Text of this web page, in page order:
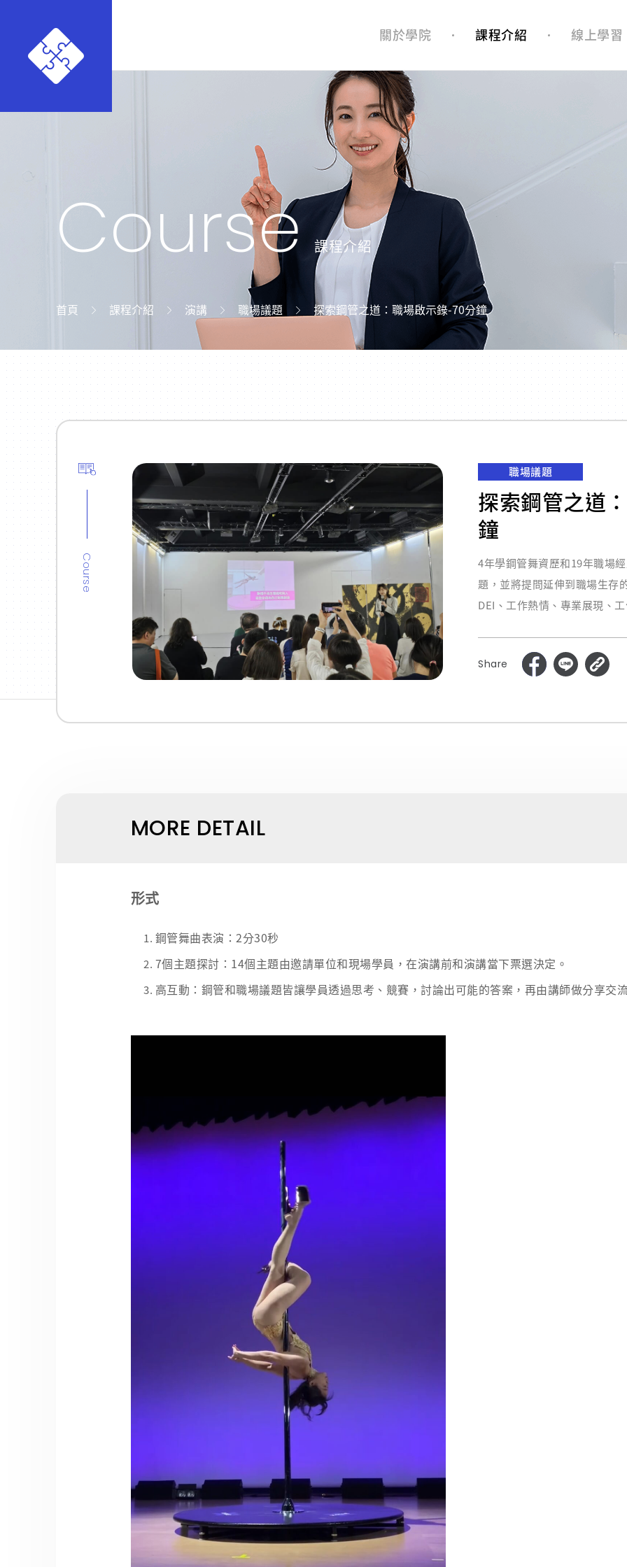
關於學院 課程介紹 線上學習
Course 課程介紹
首頁 課程介紹 演講 職場議題 探索鋼管之道：職場啟示錄-70分鐘
Course
職場議題
探索鋼管之道
鐘
4年學鋼管舞資歷和19年職場
題，並將提問延伸到職場生存
DEI、工作熱情、專業展現、
Share
MORE DETAIL
形式
鋼管舞曲表演：2分30秒
7個主題探討：14個主題由邀請單位和現場學員，在演講前和演講當下票選決定。
高互動：鋼管和職場議題皆讓學員透過思考、競賽，討論出可能的答案，再由講師做分享交